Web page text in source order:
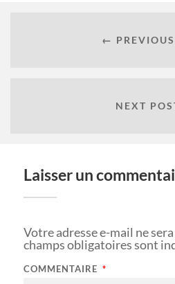
← PREVIOUS
NEXT
Laisser un
Votre adresse e-mail ne
champs obligatoires sont
COMMENTAIRE *